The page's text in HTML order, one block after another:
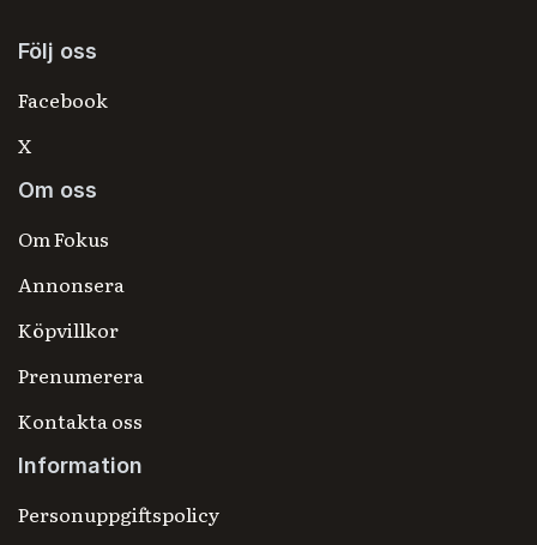
Följ oss
Facebook
X
Om oss
Om Fokus
Annonsera
Köpvillkor
Prenumerera
Kontakta oss
Information
Personuppgiftspolicy